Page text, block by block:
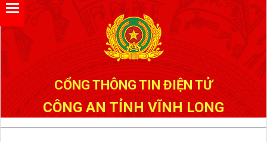
CỔNG THÔNG TIN ĐIỆN TỬ
CÔNG AN TỈNH VĨNH LONG